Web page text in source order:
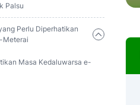
Palsu
Perlu Diperhatikan
Meterai
Masa Kedaluwarsa e-